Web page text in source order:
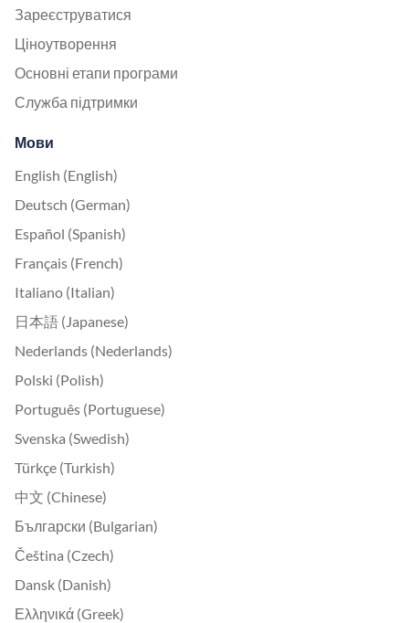
Зареєструватися
Ціноутворення
Основні етапи програми
Служба підтримки
Мови
English (English)
Deutsch (German)
Español (Spanish)
Français (French)
Italiano (Italian)
日本語 (Japanese)
Nederlands (Nederlands)
Polski (Polish)
Português (Portuguese)
Svenska (Swedish)
Türkçe (Turkish)
中文 (Chinese)
Български (Bulgarian)
Čeština (Czech)
Dansk (Danish)
Ελληνικά (Greek)